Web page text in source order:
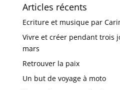
Articles récents
Ecriture et musique par
Vivre et créer pendant trois
mars
Retrouver la paix
Un but de voyage à moto